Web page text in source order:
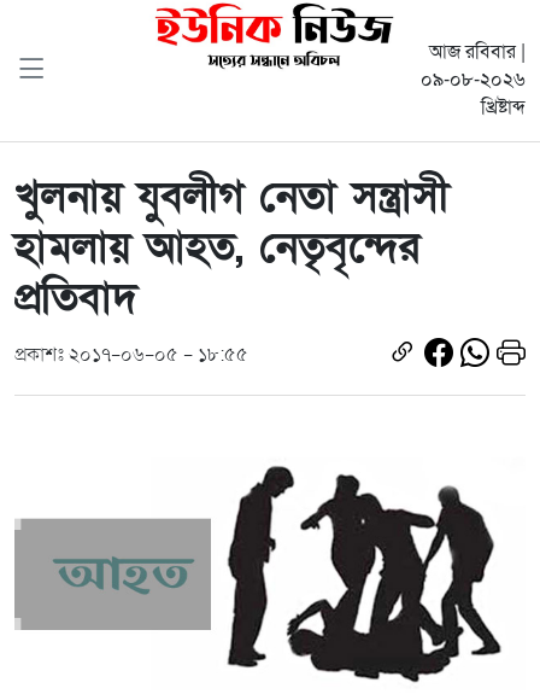
আজ রবিবার |
০৯-০৮-২০২৬
খ্রিষ্টাব্দ
খুলনায় যুবলীগ নেতা সন্ত্রাসী
হামলায় আহত, নেতৃবৃন্দের
প্রতিবাদ
প্রকাশঃ ২০১৭-০৬-০৫ - ১৮:৫৫